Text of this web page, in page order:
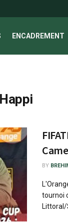
ENCADREMENT
BY
tournoi
Littoral/